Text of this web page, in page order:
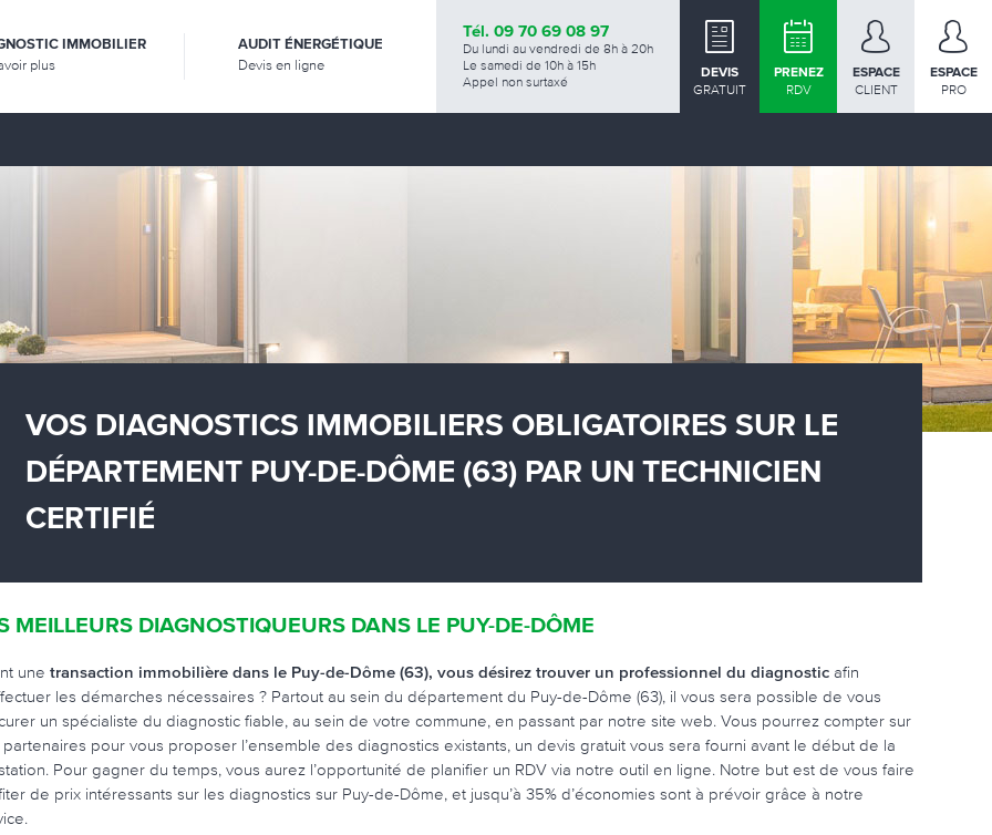
IMMOBILIER
plus
AUDIT ÉNERGÉTIQUE
Devis en ligne
Tél. 09 70 69 08 97
Du lundi au vendredi de 8h à 20h
Le samedi de 10h à 15h
Appel non surtaxé
DEVIS
GRATUIT
PRENEZ
RDV
ESPACE
CLIENT
ESPACE
PRO
VOS DIAGNOSTICS IMMOBILIERS OBLIGATOIRES SUR LE
DÉPARTEMENT PUY-DE-DÔME (63) PAR UN TECHNICIEN
CERTIFIÉ
MEILLEURS DIAGNOSTIQUEURS DANS LE PUY-DE-DÔME
une transaction immobilière dans le Puy-de-Dôme (63), vous désirez trouver un professionnel du diagnostic afin
les démarches nécessaires ? Partout au sein du département du Puy-de-Dôme (63), il vous sera possible de vous
un spécialiste du diagnostic fiable, au sein de votre commune, en passant par notre site web. Vous pourrez compter sur
partenaires pour vous proposer l’ensemble des diagnostics existants, un devis gratuit vous sera fourni avant le début de la
Pour gagner du temps, vous aurez l’opportunité de planifier un RDV via notre outil en ligne. Notre but est de vous faire
de prix intéressants sur les diagnostics sur Puy-de-Dôme, et jusqu’à 35% d’économies sont à prévoir grâce à notre